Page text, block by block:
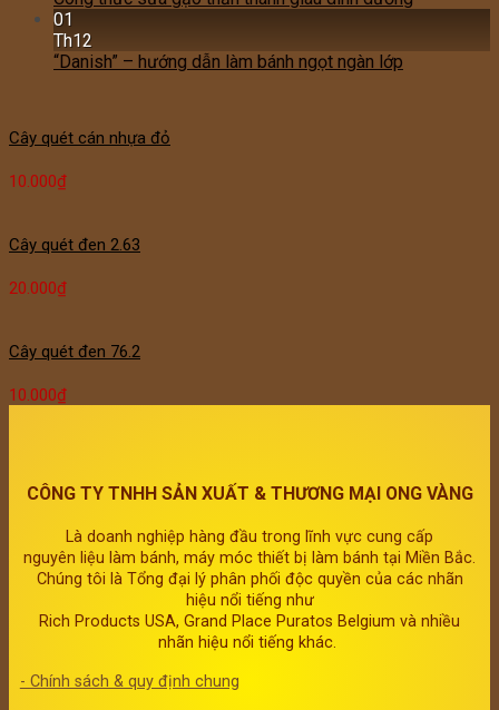
01
Th12
“Danish” – hướng dẫn làm bánh ngọt ngàn lớp
Cây quét cán nhựa đỏ
10.000₫
Cây quét đen 2.63
20.000₫
Cây quét đen 76.2
10.000₫
CÔNG TY TNHH SẢN XUẤT & THƯƠNG MẠI ONG VÀNG
Là doanh nghiệp hàng đầu trong lĩnh vực cung cấp
nguyên liệu làm bánh, máy móc thiết bị làm bánh tại Miền Bắc.
Chúng tôi là Tổng đại lý phân phối độc quyền của các nhãn
hiệu nổi tiếng như
Rich Products USA, Grand Place Puratos Belgium và nhiều
nhãn hiệu nổi tiếng khác.
- Chính sách & quy định chung